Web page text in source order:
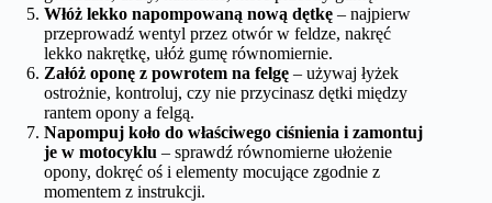
Włóż lekko napompowaną nową dętkę – najpierw
przeprowadź wentyl przez otwór w feldze, nakręć
lekko nakrętkę, ułóż gumę równomiernie.
Załóż oponę z powrotem na felgę – używaj łyżek
ostrożnie, kontroluj, czy nie przycinasz dętki między
rantem opony a felgą.
Napompuj koło do właściwego ciśnienia i zamontuj
je w motocyklu – sprawdź równomierne ułożenie
opony, dokręć oś i elementy mocujące zgodnie z
momentem z instrukcji.